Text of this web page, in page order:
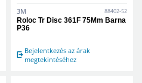
3M 88402-52
Roloc Tr Disc 361F 75Mm Barna
P36
Bejelentkezés az árak
megtekintéséhez